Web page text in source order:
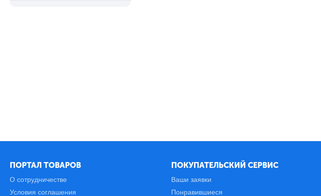
ПОРТАЛ ТОВАРОВ
О сотрудничестве
Условия соглашения
ПОКУПАТЕЛЬСКИЙ СЕРВИС
Ваши заявки
Понравившиеся